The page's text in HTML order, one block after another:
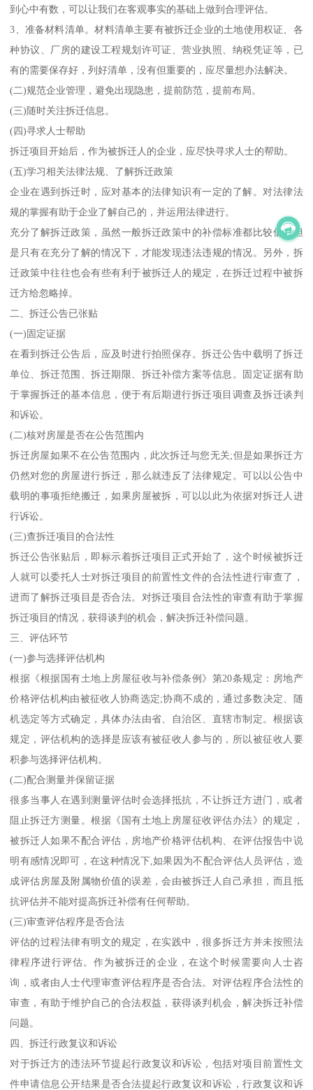
到心中有数，可以让我们在客观事实的基础上做到合理评估。
3、准备材料清单。材料清单主要有被拆迁企业的土地使用权证、各
种协议、厂房的建设工程规划许可证、营业执照、纳税凭证等，已
有的需要保存好，列好清单，没有但重要的，应尽量想办法解决。
(二)规范企业管理，避免出现隐患，提前防范，提前布局。
(三)随时关注拆迁信息。
(四)寻求人士帮助
拆迁项目开始后，作为被拆迁人的企业，应尽快寻求人士的帮助。
(五)学习相关法律法规、了解拆迁政策
企业在遇到拆迁时，应对基本的法律知识有一定的了解。对法律法
规的掌握有助于企业了解自己的，并运用法律进行。
充分了解拆迁政策，虽然一般拆迁政策中的补偿标准都比较低，但
是只有在充分了解的情况下，才能发现违法违规的情况。另外，拆
迁政策中往往也会有些有利于被拆迁人的规定，在拆迁过程中被拆
迁方给忽略掉。
二、拆迁公告已张贴
(一)固定证据
在看到拆迁公告后，应及时进行拍照保存。拆迁公告中载明了拆迁
单位、拆迁范围、拆迁期限、拆迁补偿方案等信息。固定证据有助
于掌握拆迁的基本信息，便于有后期进行拆迁项目调查及拆迁谈判
和诉讼。
(二)核对房屋是否在公告范围内
拆迁房屋如果不在公告范围内，此次拆迁与您无关;但是如果拆迁方
仍然对您的房屋进行拆迁，那么就违反了法律规定。可以以公告中
载明的事项拒绝搬迁，如果房屋被拆，可以以此为依据对拆迁人进
行诉讼。
(三)查拆迁项目的合法性
拆迁公告张贴后，即标示着拆迁项目正式开始了，这个时候被拆迁
人就可以委托人士对拆迁项目的前置性文件的合法性进行审查了，
进而了解拆迁项目是否合法。对拆迁项目合法性的审查有助于掌握
拆迁项目的情况，获得谈判的机会，解决拆迁补偿问题。
三、评估环节
(一)参与选择评估机构
根据《根据国有土地上房屋征收与补偿条例》第20条规定：房地产
价格评估机构由被征收人协商选定;协商不成的，通过多数决定、随
机选定等方式确定，具体办法由省、自治区、直辖市制定。根据该
规定，评估机构的选择是应该有被征收人参与的，所以被征收人要
积参与选择评估机构。
(二)配合测量并保留证据
很多当事人在遇到测量评估时会选择抵抗，不让拆迁方进门，或者
阻止拆迁方测量。根据《国有土地上房屋征收评估办法》的规定，
被拆迁人如果不配合评估，房地产价格评估机构、在评估报告中说
明有感情况即可，在这种情况下,如果因为不配合评估人员评估，造
成评估房屋及附属物价值的误差，会由被拆迁人自己承担，而且抵
抗评估并不能对提高拆迁补偿有任何帮助。
(三)审查评估程序是否合法
评估的过程法律有明文的规定，在实践中，很多拆迁方并未按照法
律程序进行评估。作为被拆迁的企业，在这个时候需要向人士咨
询，或者由人士代理审查评估程序是否合法。对评估程序合法性的
审查，有助于维护自己的合法权益，获得谈判机会，解决拆迁补偿
问题。
四、拆迁行政复议和诉讼
对于拆迁方的违法环节提起行政复议和诉讼，包括对项目前置性文
件申请信息公开结果是否合法提起行政复议和诉讼，行政复议和诉